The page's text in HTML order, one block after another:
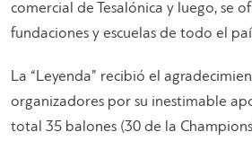
comercial de Tesalónica y luego, se
fundaciones y escuelas de todo el
La “Leyenda” recibió el
organizadores por su inestimable
total 35 balones (30 de la